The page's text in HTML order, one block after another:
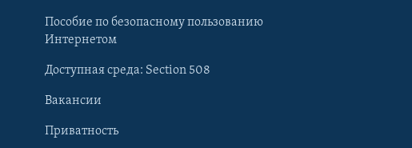
Языки
Пособие по безопасному пользованию
Интернетом
Доступная среда: Section 508
Вакансии
Приватность